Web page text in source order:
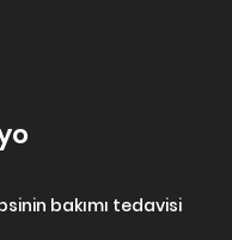
bakımı tedavisi